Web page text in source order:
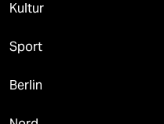
Kultur
Sport
Berlin